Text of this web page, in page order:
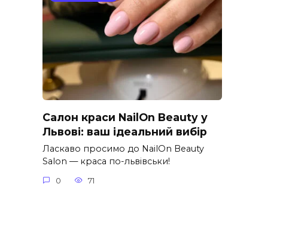
Салон краси NailOn Beauty у
Львові: ваш ідеальний вибір
Ласкаво просимо до NailOn Beauty
Salon — краса по-львівськи!
0 71